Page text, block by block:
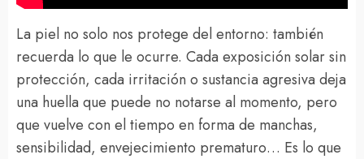
La piel no solo nos protege del entorno: también
recuerda lo que le ocurre. Cada exposición solar sin
protección, cada irritación o sustancia agresiva deja
una huella que puede no notarse al momento, pero
que vuelve con el tiempo en forma de manchas,
sensibilidad, envejecimiento prematuro… Es lo que